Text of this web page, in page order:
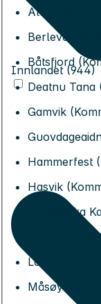
Alta
Berlevåg
Båtsfjord
Deatnu Tana
Gamvik
Hammerfest
Hasvik
Karasjohka
Lebesby
Loppa
Måsøy
Innlandet (944)